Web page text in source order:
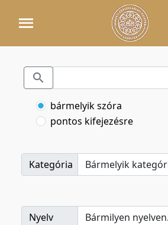
bármelyik szóra
pontos kifejezésre
Kategória
Nyelv